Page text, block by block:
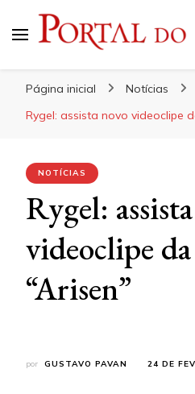
Página inicial
Notícias
Rygel: assista novo videoclipe
NOTÍCIAS
Rygel:
videoclipe
“Arisen”
por GUSTAVO PAVAN 24 DE